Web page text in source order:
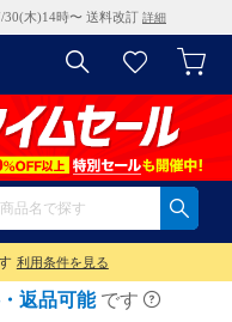
30(木)14時〜 送料改訂 詳細
利用条件を見る
返品可能 です